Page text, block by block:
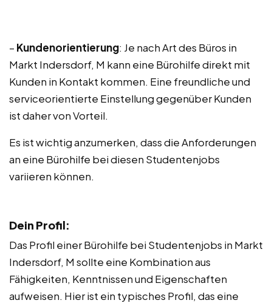
– Kundenorientierung: Je nach Art des Büros in
Markt Indersdorf, M kann eine Bürohilfe direkt mit
Kunden in Kontakt kommen. Eine freundliche und
serviceorientierte Einstellung gegenüber Kunden
ist daher von Vorteil.
Es ist wichtig anzumerken, dass die Anforderungen
an eine Bürohilfe bei diesen Studentenjobs
variieren können.
Dein Profil:
Das Profil einer Bürohilfe bei Studentenjobs in Markt
Indersdorf, M sollte eine Kombination aus
Fähigkeiten, Kenntnissen und Eigenschaften
aufweisen. Hier ist ein typisches Profil, das eine